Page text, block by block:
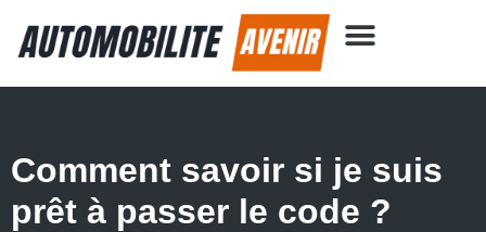
Comment savoir si je suis
prêt à passer le code ?